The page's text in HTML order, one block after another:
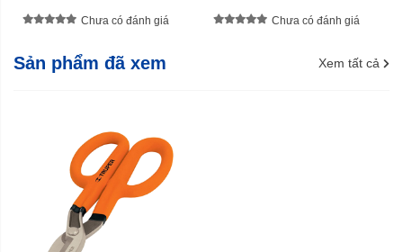
Chưa có đánh giá Chưa có đánh giá
Sản phẩm đã xem Xem tất cả